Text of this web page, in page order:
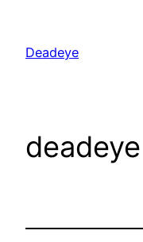
Deadeye
deadeye